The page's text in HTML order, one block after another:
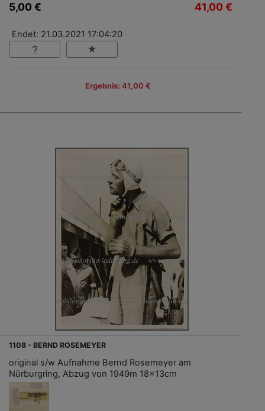
5,00 € 41,00 €
Endet: 21.03.2021 17:04:20
Ergebnis: 41,00 €
1108 - BERND ROSEMEYER
original s/w Aufnahme Bernd Rosemeyer am
Nürburgring, Abzug von 1949m 18x13cm